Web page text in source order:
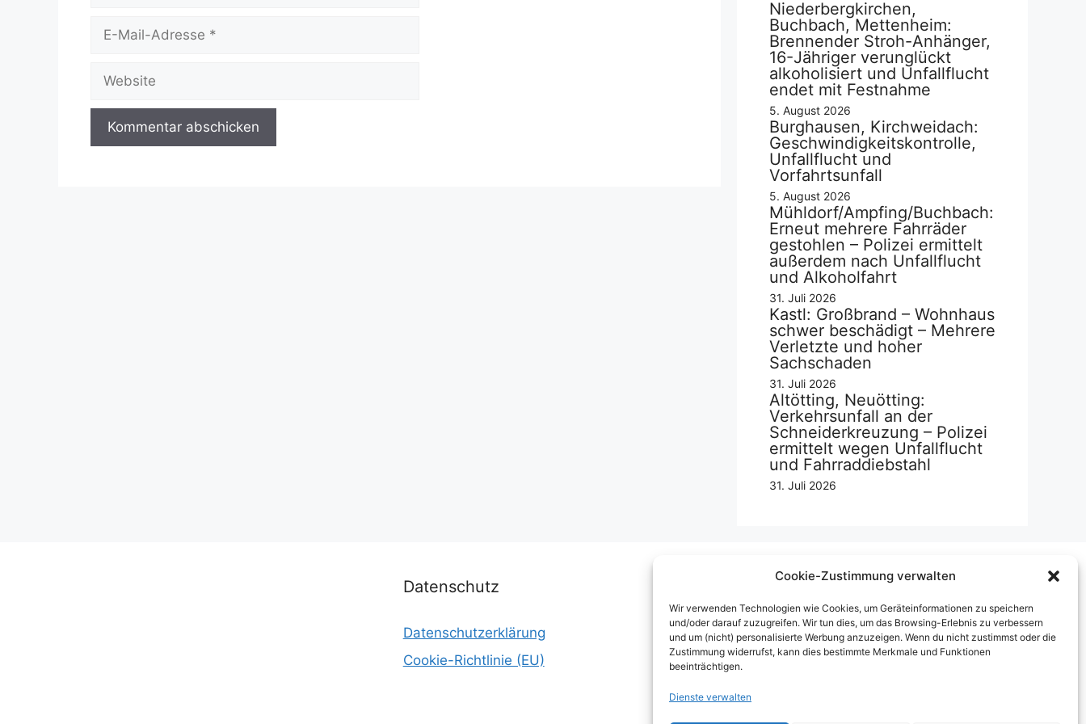
Cookie-Zustimmung verwalten
Wir verwenden Technologien wie Cookies, um Geräteinformationen zu speichern
und/oder darauf zuzugreifen. Wir tun dies, um das Browsing-Erlebnis zu verbessern
und um (nicht) personalisierte Werbung anzuzeigen. Wenn du nicht zustimmst oder die
Zustimmung widerrufst, kann dies bestimmte Merkmale und Funktionen
beeinträchtigen.
Dienste verwalten
Mail-
Niederbergkirchen,
Buchbach, Mettenheim:
Brennender Stroh-Anhänger,
16-Jähriger verunglückt
alkoholisiert und Unfallflucht
endet mit Festnahme
5. August 2026
Burghausen, Kirchweidach:
Geschwindigkeitskontrolle,
Unfallflucht und
Vorfahrtsunfall
5. August 2026
Mühldorf/Ampfing/Buchbach:
Erneut mehrere Fahrräder
gestohlen – Polizei ermittelt
außerdem nach Unfallflucht
und Alkoholfahrt
31. Juli 2026
Kastl: Großbrand – Wohnhaus
schwer beschädigt – Mehrere
Verletzte und hoher
Sachschaden
31. Juli 2026
Altötting, Neuötting:
Verkehrsunfall an der
Schneiderkreuzung – Polizei
ermittelt wegen Unfallflucht
und Fahrraddiebstahl
31. Juli 2026
Datenschutz
Datenschutzerklärung
Cookie-Richtlinie (EU)
Über uns
Impressum
Werben auf inn-sider